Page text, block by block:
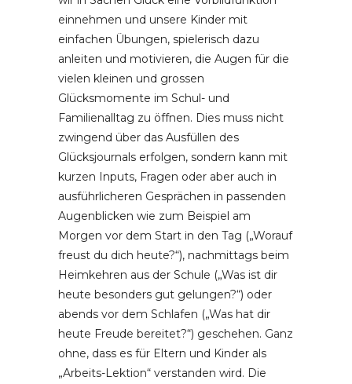
einnehmen und unsere Kinder mit
einfachen Übungen, spielerisch dazu
anleiten und motivieren, die Augen für die
vielen kleinen und grossen
Glücksmomente im Schul- und
Familienalltag zu öffnen. Dies muss nicht
zwingend über das Ausfüllen des
Glücksjournals erfolgen, sondern kann mit
kurzen Inputs, Fragen oder aber auch in
ausführlicheren Gesprächen in passenden
Augenblicken wie zum Beispiel am
Morgen vor dem Start in den Tag („Worauf
freust du dich heute?“), nachmittags beim
Heimkehren aus der Schule („Was ist dir
heute besonders gut gelungen?“) oder
abends vor dem Schlafen („Was hat dir
heute Freude bereitet?“) geschehen. Ganz
ohne, dass es für Eltern und Kinder als
„Arbeits-Lektion“ verstanden wird. Die